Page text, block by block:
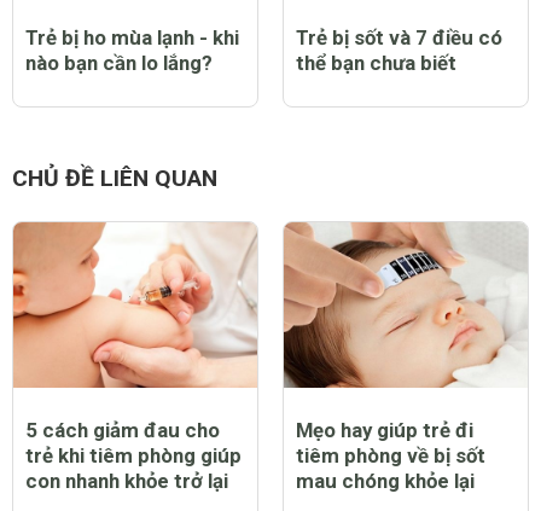
Trẻ bị ho mùa lạnh - khi
nào bạn cần lo lắng?
Trẻ bị sốt và 7 điều có
thể bạn chưa biết
CHỦ ĐỀ LIÊN QUAN
5 cách giảm đau cho
trẻ khi tiêm phòng giúp
con nhanh khỏe trở lại
Mẹo hay giúp trẻ đi
tiêm phòng về bị sốt
mau chóng khỏe lại